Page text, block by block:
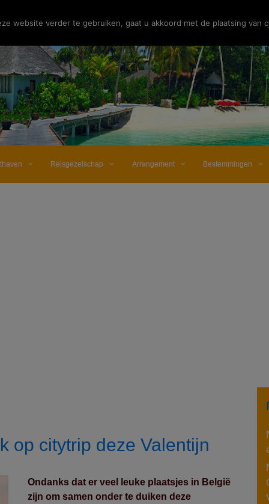
Reisgezelschap Arrangement Bestemmingen
op citytrip deze Valentijn
Ondanks dat er veel leuke plaatsjes in België
zijn om samen onder te duiken deze
website verder te gebruiken, gaat u akkoord met de plaatsing van